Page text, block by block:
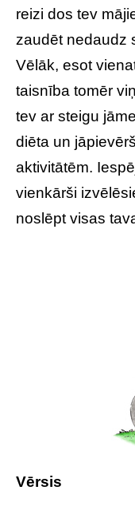
reizi dos tev
zaudēt nedaudz
Vēlāk, esot
taisnība tomēr
tev ar steigu
diēta un
aktivitātēm.
vienkārši
noslēpt visas
Vērsis